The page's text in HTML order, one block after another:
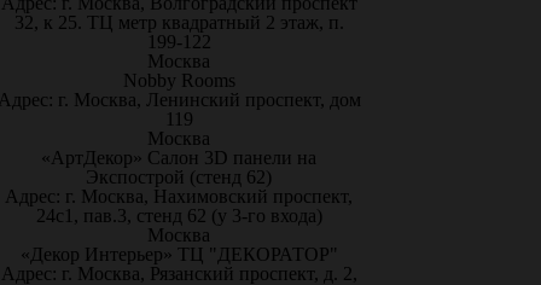
32, к 25. ТЦ метр квадратный 2 этаж, п.
199-122
Москва
Nobby Rooms
г. Москва, Ленинский проспект, дом
119
Москва
«АртДекор» Салон 3D панели на
Экспострой (стенд 62)
Адрес: г. Москва, Нахимовский проспект,
24с1, пав.3, стенд 62 (у 3-го входа)
Москва
«Декор Интерьер» ТЦ "ДЕКОРАТОР"
Адрес: г. Москва, Рязанский проспект, д. 2,